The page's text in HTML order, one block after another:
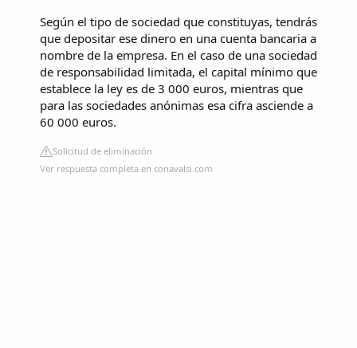
Según el tipo de sociedad que constituyas, tendrás
que depositar ese dinero en una cuenta bancaria a
nombre de la empresa. En el caso de una sociedad
de responsabilidad limitada, el capital mínimo que
establece la ley es de 3 000 euros, mientras que
para las sociedades anónimas esa cifra asciende a
60 000 euros.
Solicitud de eliminación
Ver respuesta completa en conavalsi.com